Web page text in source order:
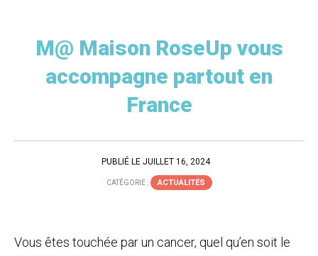
M@ Maison RoseUp vous
accompagne partout en
France
PUBLIÉ LE JUILLET 16, 2024
CATÉGORIE : ACTUALITÉS
Vous êtes touchée par un cancer, quel qu’en soit le